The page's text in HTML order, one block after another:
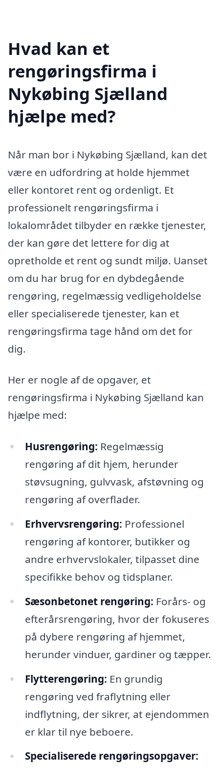
Hvad kan et
rengøringsfirma i
Nykøbing Sjælland
hjælpe med?
Når man bor i Nykøbing Sjælland, kan det
være en udfordring at holde hjemmet
eller kontoret rent og ordenligt. Et
professionelt rengøringsfirma i
lokalområdet tilbyder en række tjenester,
der kan gøre det lettere for dig at
opretholde et rent og sundt miljø. Uanset
om du har brug for en dybdegående
rengøring, regelmæssig vedligeholdelse
eller specialiserede tjenester, kan et
rengøringsfirma tage hånd om det for
dig.
Her er nogle af de opgaver, et
rengøringsfirma i Nykøbing Sjælland kan
hjælpe med:
Husrengøring: Regelmæssig
rengøring af dit hjem, herunder
støvsugning, gulvvask, afstøvning og
rengøring af overflader.
Erhvervsrengøring: Professionel
rengøring af kontorer, butikker og
andre erhvervslokaler, tilpasset dine
specifikke behov og tidsplaner.
Sæsonbetonet rengøring: Forårs- og
efterårsrengøring, hvor der fokuseres
på dybere rengøring af hjemmet,
herunder vinduer, gardiner og tæpper.
Flytterengøring: En grundig
rengøring ved fraflytning eller
indflytning, der sikrer, at ejendommen
er klar til nye beboere.
Specialiserede rengøringsopgaver: